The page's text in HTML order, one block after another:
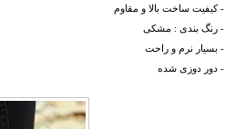
- کیفیت ساخت بالا و مقاوم
- رنگ بندی : مشکی
- بسیار نرم و راحت
- دور دوزی شده